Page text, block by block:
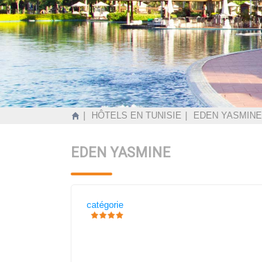
HÔTELS EN TUNISIE EDEN YASMINE
EDEN YASMINE
catégorie